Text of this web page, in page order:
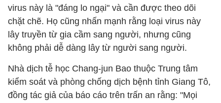
virus này là "đáng lo ngại" và cần được theo dõi
chặt chẽ. Họ cũng nhấn mạnh rằng loại virus này
lây truyền từ gia cầm sang người, nhưng cũng
không phải dễ dàng lây từ người sang người.
Nhà dịch tễ học Chang-jun Bao thuộc Trung tâm
kiểm soát và phòng chống dịch bệnh tỉnh Giang Tô,
đồng tác giả của báo cáo trên trấn an rằng: "Mọi